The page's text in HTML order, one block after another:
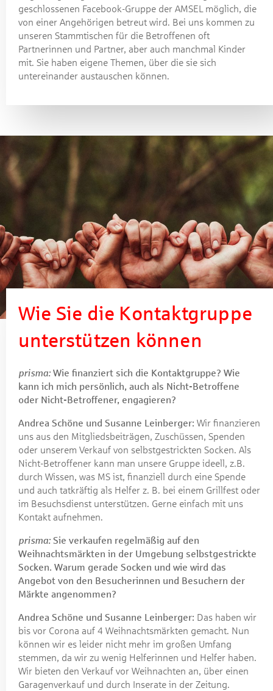
geschlossenen Facebook-Gruppe der AMSEL möglich, die
von einer Angehörigen betreut wird. Bei uns kommen zu
unseren Stammtischen für die Betroffenen oft
Partnerinnen und Partner, aber auch manchmal Kinder
mit. Sie haben eigene Themen, über die sie sich
untereinander austauschen können.
Wie Sie die Kontaktgruppe
unterstützen können
prisma: Wie finanziert sich die Kontaktgruppe? Wie
kann ich mich persönlich, auch als Nicht-Betroffene
oder Nicht-Betroffener, engagieren?
Andrea Schöne und Susanne Leinberger: Wir finanzieren
uns aus den Mitgliedsbeiträgen, Zuschüssen, Spenden
oder unserem Verkauf von selbstgestrickten Socken. Als
Nicht-Betroffener kann man unsere Gruppe ideell, z.B.
durch Wissen, was MS ist, finanziell durch eine Spende
und auch tatkräftig als Helfer z. B. bei einem Grillfest oder
im Besuchsdienst unterstützen. Gerne einfach mit uns
Kontakt aufnehmen.
prisma: Sie verkaufen regelmäßig auf den
Weihnachtsmärkten in der Umgebung selbstgestrickte
Socken. Warum gerade Socken und wie wird das
Angebot von den Besucherinnen und Besuchern der
Märkte angenommen?
Andrea Schöne und Susanne Leinberger: Das haben wir
bis vor Corona auf 4 Weihnachtsmärkten gemacht. Nun
können wir es leider nicht mehr im großen Umfang
stemmen, da wir zu wenig Helferinnen und Helfer haben.
Wir bieten den Verkauf vor Weihnachten an, über einen
Garagenverkauf und durch Inserate in der Zeitung.